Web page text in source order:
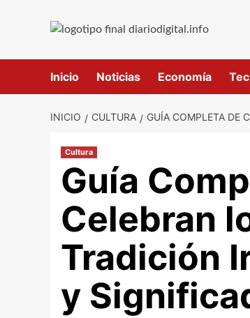
Inicio Noticias Economía
INICIO CULTURA GUÍA COMPLETA DE
Cultura
Guía
Celebran
Tradición
y